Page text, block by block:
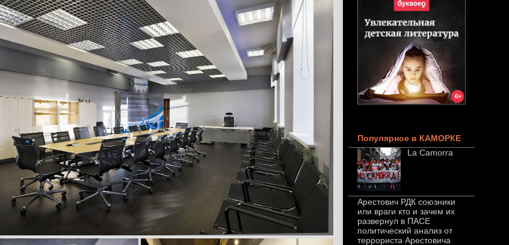
Популярное в КАМОРКЕ
La Camorra
Арестович РДК союзники
или враги кто и зачем их
развернул в ПАСЕ
политический анализ от
террориста Арестовича